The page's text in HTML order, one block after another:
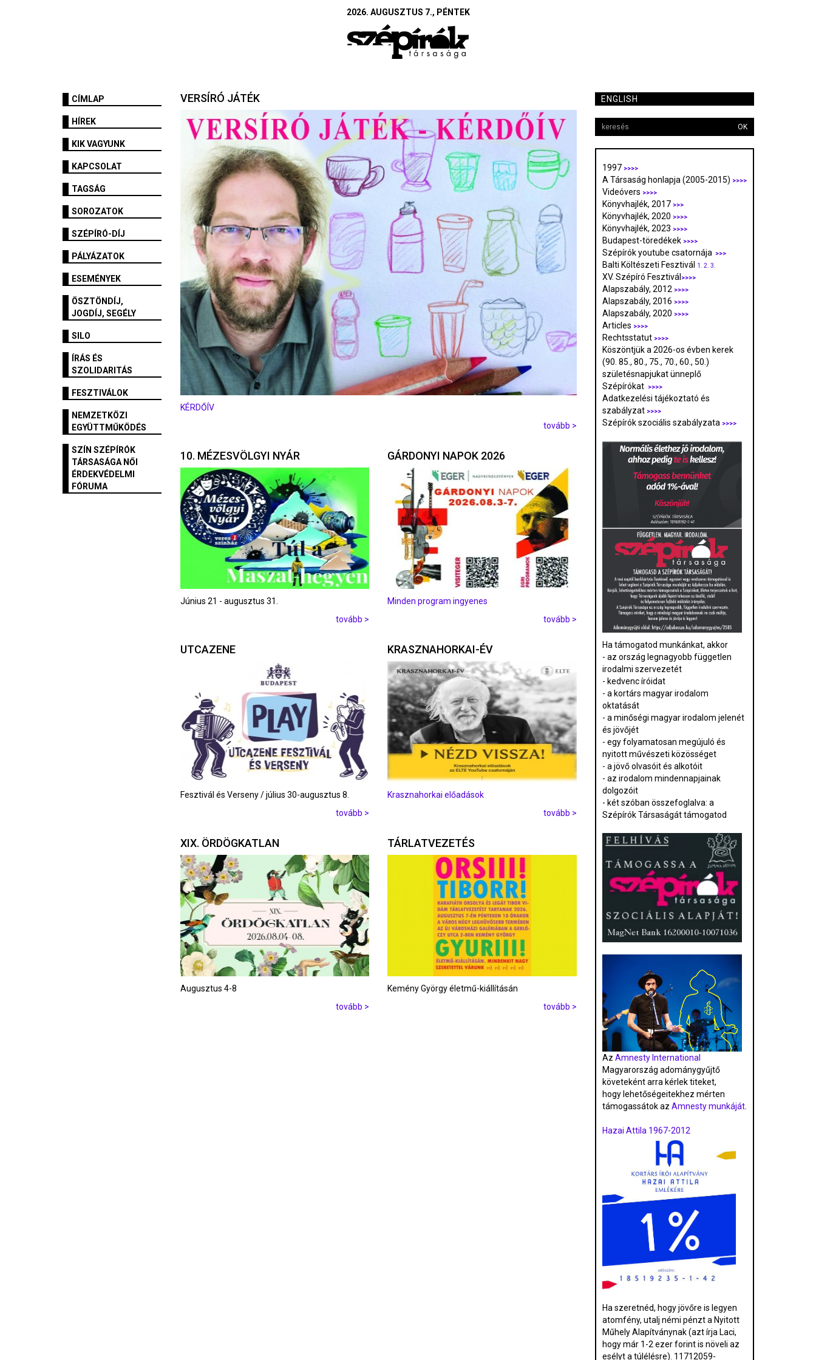
2026. AUGUSZTUS 7., PÉNTEK
CÍMLAP
HÍREK
KIK VAGYUNK
KAPCSOLAT
TAGSÁG
SOROZATOK
SZÉPÍRÓ-DÍJ
PÁLYÁZATOK
ESEMÉNYEK
ÖSZTÖNDÍJ,
JOGDÍJ, SEGÉLY
SILO
ÍRÁS ÉS
SZOLIDARITÁS
FESZTIVÁLOK
NEMZETKÖZI
EGYÜTTMŰKÖDÉS
SZÍN SZÉPÍRÓK
TÁRSASÁGA NŐI
ÉRDEKVÉDELMI
FÓRUMA
VERSÍRÓ JÁTÉK
KÉRDŐÍV
tovább >
10. MÉZESVÖLGYI NYÁR
Június 21 - augusztus 31.
tovább >
UTCAZENE
Fesztivál és Verseny / július 30-augusztus 8.
tovább >
XIX. ÖRDÖGKATLAN
Augusztus 4-8
tovább >
GÁRDONYI NAPOK 2026
Minden program ingyenes
tovább >
KRASZNAHORKAI-ÉV
Krasznahorkai előadások
tovább >
TÁRLATVEZETÉS
Kemény György életmű-kiállításán
tovább >
ENGLISH
OK
1997 >>>>
A Társaság honlapja (2005-2015) >>>>
Videóvers >>>>
Könyvhajlék, 2017 >>>
Könyvhajlék, 2020 >>>>
Könyvhajlék, 2023 >>>>
Budapest-töredékek >>>>
Szépírók youtube csatornája >>>
Balti Költészeti Fesztivál 1. 2. 3.
XV. Szépíró Fesztivál >>>>
Alapszabály, 2012 >>>>
Alapszabály, 2016 >>>>
Alapszabály, 2020 >>>>
Articles >>>>
Rechtsstatut >>>>
Köszöntjük a 2026-os évben kerek
(90. 85., 80., 75., 70., 60., 50.)
születésnapjukat ünneplő
Szépírókat
>>>>
Adatkezelési tájékoztató és
szabályzat >>>>
Szépírók szociális szabályzata >>>>
Ha támogatod munkánkat, akkor
- az ország legnagyobb független
irodalmi szervezetét
- kedvenc íróidat
- a kortárs magyar irodalom
oktatását
- a minőségi magyar irodalom jelenét
és jövőjét
- egy folyamatosan megújuló és
nyitott művészeti közösséget
- a jövő olvasóit és alkotóit
- az irodalom mindennapjainak
dolgozóit
- két szóban összefoglalva: a
Szépírók Társaságát támogatod
Az Amnesty International
Magyarország adománygyűjtő
követeként arra kérlek titeket,
hogy lehetőségeitekhez mérten
támogassátok az Amnesty munkáját.
Hazai Attila 1967-2012
Ha szeretnéd, hogy jövőre is legyen
atomfény, utalj némi pénzt a Nyitott
Műhely Alapítványnak (azt írja Laci,
hogy már 1-2 ezer forint is növeli az
esélyt a túlélésre). 11712059-